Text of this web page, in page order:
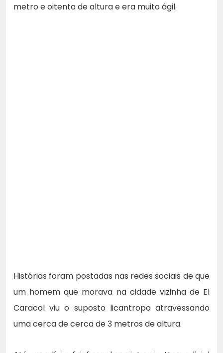
metro e oitenta de altura e era muito ágil.
Histórias foram postadas nas redes sociais de que
um homem que morava na cidade vizinha de El
Caracol viu o suposto licantropo atravessando
uma cerca de cerca de 3 metros de altura.